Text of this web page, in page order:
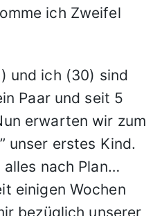
und ich (30) sind
Paar und seit 5
erwarten wir zum
unser erstes Kind.
nach Plan…
einigen Wochen
bezüglich unserer